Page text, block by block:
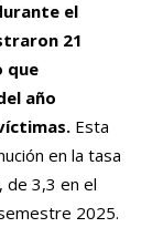
el
21
que
año
Esta
en la tasa
de 3,3 en el
2025.